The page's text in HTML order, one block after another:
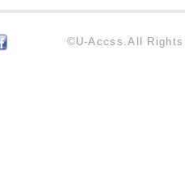
©U-Accss.All Rights